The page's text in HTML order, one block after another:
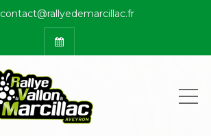
contact@rallyedemarcillac.fr